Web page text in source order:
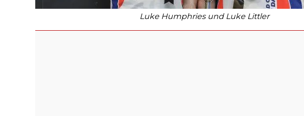
Luke Humphries und Luke Littler